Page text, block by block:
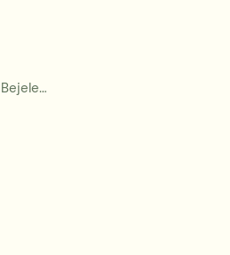
Bejelentkezés